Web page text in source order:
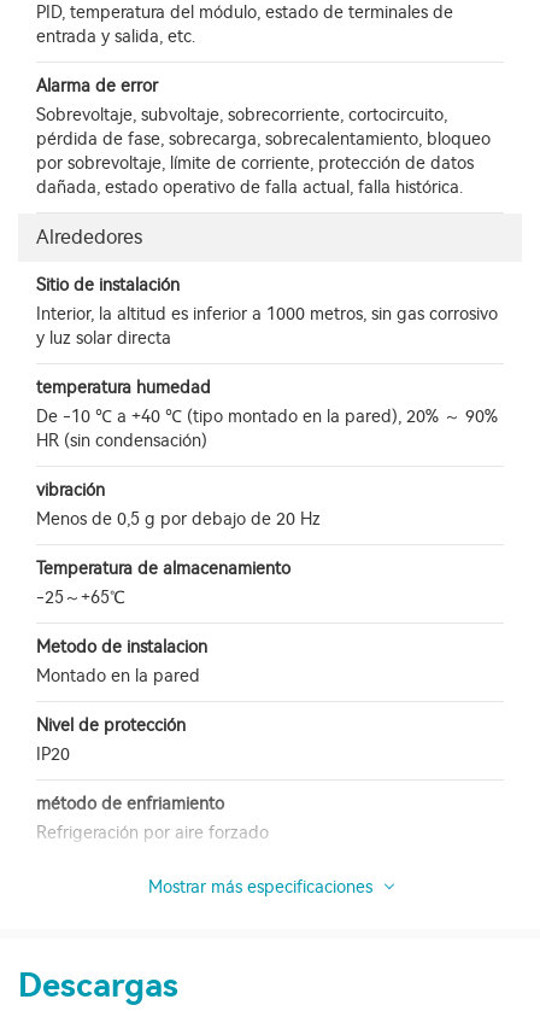
PID, temperatura del módulo, estado de terminales de
entrada y salida, etc.
Alarma de error
Sobrevoltaje, subvoltaje, sobrecorriente, cortocircuito,
pérdida de fase, sobrecarga, sobrecalentamiento, bloqueo
por sobrevoltaje, límite de corriente, protección de datos
dañada, estado operativo de falla actual, falla histórica.
Alrededores
Sitio de instalación
Interior, la altitud es inferior a 1000 metros, sin gas corrosivo
y luz solar directa
temperatura humedad
De -10 ℃ a +40 ℃ (tipo montado en la pared), 20% ～ 90%
HR (sin condensación)
vibración
Menos de 0,5 g por debajo de 20 Hz
Temperatura de almacenamiento
-25～+65℃
Metodo de instalacion
Montado en la pared
Nivel de protección
IP20
método de enfriamiento
Refrigeración por aire forzado
Mostrar más especificaciones
Descargas